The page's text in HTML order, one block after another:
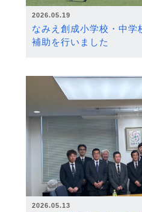
2026.05.19
なみえ創成小学校・中学
補助を行いました
2026.05.13